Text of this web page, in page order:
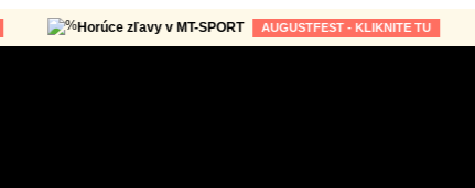
Horúce zľavy v MT-SPORT AUGUSTFEST - KLIKNITE TU